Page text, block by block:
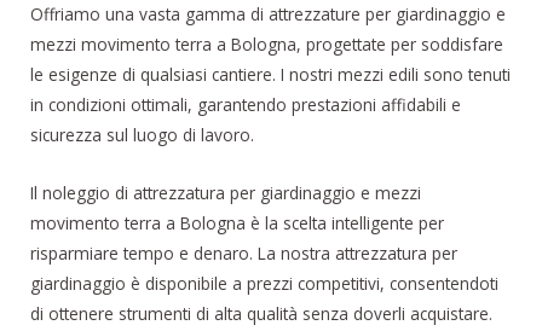
Offriamo una vasta gamma di attrezzature per giardinaggio e
mezzi movimento terra a Bologna, progettate per soddisfare
le esigenze di qualsiasi cantiere. I nostri mezzi edili sono tenuti
in condizioni ottimali, garantendo prestazioni affidabili e
sicurezza sul luogo di lavoro.
Il noleggio di attrezzatura per giardinaggio e mezzi
movimento terra a Bologna è la scelta intelligente per
risparmiare tempo e denaro. La nostra attrezzatura per
giardinaggio è disponibile a prezzi competitivi, consentendoti
di ottenere strumenti di alta qualità senza doverli acquistare.